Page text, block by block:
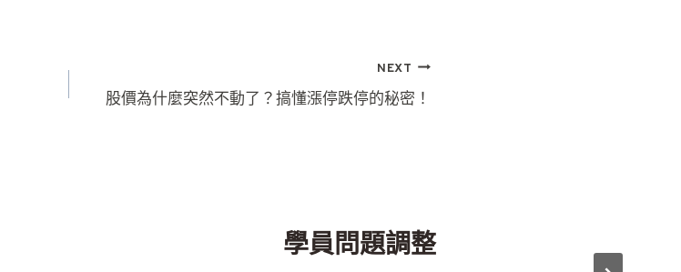
NEXT
股價為什麼突然不動了？搞懂漲停跌停的秘密！
學員問題調整